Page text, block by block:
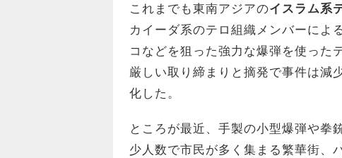
これまでも東南アジアのイスラム系
カイーダ系のテロ組織メンバーによ
コなどを狙った強力な爆弾を使った
厳しい取り締まりと摘発で事件は減
化した。
ところが最近、手製の小型爆弾や拳
少人数で市民が多く集まる繁華街、